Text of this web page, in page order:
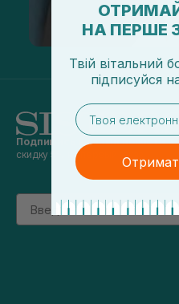
Подпишись на наши новостии
скидку 5% на первый заказ
Email
НА ПЕРШЕ
Твій вітальний
підписуйся
email